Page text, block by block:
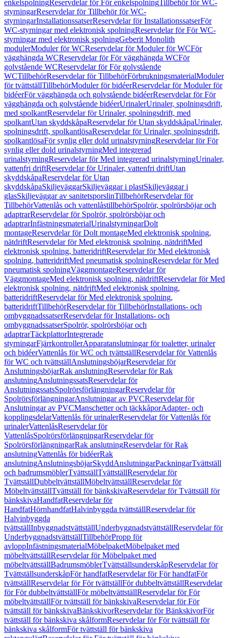
enkelspolningReservdelar för För enkelspolningTillbehör för WC-
styrningarReservdelar för Tillbehör för WC-
styrningarInstallationssatserReservdelar för InstallationssatserFör
WC-styrningar med elektronisk spolningReservdelar för För WC-
styrningar med elektronisk spolningGeberit Monolith
modulerModuler för WCReservdelar för Moduler för WCFör
vägghängda WCReservdelar för För vägghängda WCFör
golvstående WCReservdelar för För golvstående
WCTillbehörReservdelar för TillbehörFörbrukningsmaterialModuler
för tvättställTillbehörModuler för bidéerReservdelar för Moduler för
bidéerFör vägghängda och golvstående bidéerReservdelar för För
vägghängda och golvstående bidéerUrinalerUrinaler, spolningsdrift,
med spolkantReservdelar för Urinaler, spolningsdrift, med
spolkantUtan skyddskåpaReservdelar för Utan skyddskåpaUrinaler,
spolningsdrift, spolkantlösaReservdelar för Urinaler, spolningsdrift,
spolkantlösaFör synlig eller dold urinalstyrningReservdelar för För
synlig eller dold urinalstyrningMed integrerad
urinalstyrningReservdelar för Med integrerad urinalstyrningUrinaler,
vattenfri driftReservdelar för Urinaler, vattenfri driftUtan
skyddskåpaReservdelar för Utan
skyddskåpaSkiljeväggarSkiljeväggar i plastSkiljeväggar i
glasSkiljeväggar av sanitetsporslinTillbehörReservdelar för
TillbehörVattenlås och vattenlåstillbehörSpolrör, spolrörsböjar och
adaptrarReservdelar för Spolrör, spolrörsböjar och
adaptrarInfästningsmaterialUrinalstyrningarDolt
montageReservdelar för Dolt montageMed elektronisk spolning,
nätdriftReservdelar för Med elektronisk spolning, nätdriftMed
elektronisk spolning, batteridriftReservdelar för Med elektronisk
spolning, batteridriftMed pneumatisk spolningReservdelar för Med
pneumatisk spolningVäggmontageReservdelar för
VäggmontageMed elektronisk spolning, nätdriftReservdelar för Med
elektronisk spolning, nätdriftMed elektronisk spolning,
batteridriftReservdelar för Med elektronisk spolning,
batteridriftTillbehörReservdelar för TillbehörInstallations- och
ombyggnadssatserReservdelar för Installations- och
ombyggnadssatserSpolrör, spolrörsböjar och
adaptrarTäckplattorIntegrerade
styrningarFjärrkontrollerApparatanslutningar för toaletter, urinaler
och bidéerVattenlås för WC och tvättställReservdelar för Vattenlås
för WC och tvättställAnslutningsböjarReservdelar för
AnslutningsböjarRak anslutningReservdelar för Rak
anslutningAnslutningssatsReservdelar för
AnslutningssatsSpolrörsförlängningarReservdelar för
SpolrörsförlängningarAnslutningar av PVCReservdelar för
Anslutningar av PVCManschetter och täckkåporAdapter- och
kopplingsdelarVattenlås för urinalerReservdelar för Vattenlås för
urinalerVattenlåsReservdelar för
VattenlåsSpolrörsförlängningarReservdelar för
SpolrörsförlängningarRak anslutningReservdelar för Rak
anslutningVattenlås för bidéerRak
anslutningAnslutningsböjarSkyddAnslutningarPackningarTvättställ
och badrumsmöblerTvättställTvättställReservdelar för
TvättställDubbeltvättställMöbeltvättställReservdelar för
MöbeltvättställTvättställ för bänkskivaReservdelar för Tvättställ för
bänkskivaHandfatReservdelar för
HandfatHörnhandfatHalvinbyggda tvättställReservdelar för
Halvinbyggda
tvättställInbyggnadstvättställUnderbyggnadstvättställReservdelar för
UnderbyggnadstvättställTillbehörPropp för
avloppInfästningsmaterialMöbelpaketMöbelpaket med
möbeltvättställReservdelar för Möbelpaket med
möbeltvättställBadrumsmöblerTvättställsunderskåpReservdelar för
TvättställsunderskåpFör handfatReservdelar för För handfatFör
tvättställReservdelar för För tvättställFör dubbeltvättställReservdelar
för För dubbeltvättställFör möbeltvättställReservdelar för För
möbeltvättställFör tvättställ för bänkskivaReservdelar för För
tvättställ för bänkskivaBänkskivorReservdelar för BänkskivorFör
tvättställ för bänkskiva skålformReservdelar för För tvättställ för
bänkskiva skålformFör tvättställ för bänkskiva